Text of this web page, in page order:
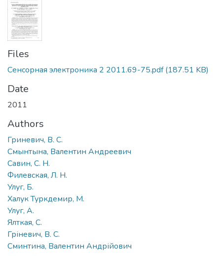
Files
Сенсорная электроника 2 2011.69-75.pdf(187.51 KB)
Date
2011
Authors
Гриневич, В. С.
Смынтына, Валентин Андреевич
Савин, С. Н.
Филевская, Л. Н.
Улуг, Б.
Халук Туркдемир, М.
Улуг, А.
Ялткая, С.
Гріневич, В. С.
Сминтина, Валентин Андрійович